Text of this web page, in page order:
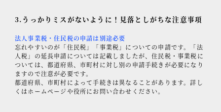
3.うっかりミスがないように！見落としがちな注意事項
法人事業税・住民税の申請は別途必要
忘れやすいのが「住民税」「事業税」についての申請です。「法
人税」の延長申請については記載しましたが、住民税・事業税に
ついては、都道府県、市町村に対し別の申請手続きが必要になり
ますので注意が必要です。
都道府県、市町村によって手続きは異なることがあります。詳し
くはホームページや役所にお問い合わせください。